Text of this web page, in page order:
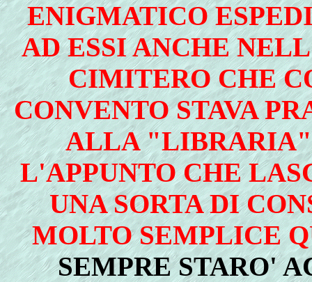
ENIGMATICO
AD ESSI ANCHE
CIMITERO CHE
CONVENTO STAVA
ALLA "LIBRARIA":
L'APPUNTO CHE
UNA SORTA DI
MOLTO SEMPLICE
SEMPRE STARO'